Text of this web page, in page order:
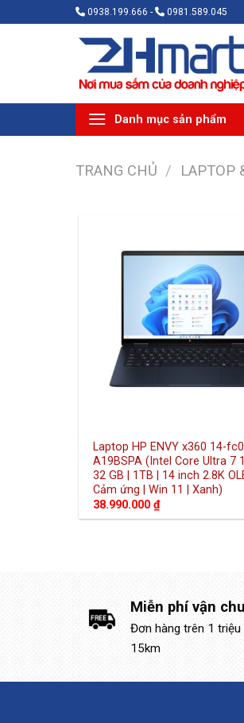
qua
0938.199.666 - 0981.589.045
Danh mục sản phẩm
TRANG CHỦ / LAPTOP
Laptop HP ENVY x360 14-
A19BSPA (Intel Core Ultra 7
32 GB | 1TB | 14 inch 2.8K
Cảm ứng | Win 11 | Xanh)
38.990.000 ₫
Miễn phí vận
Đơn hàng trên 1 triệu
15km